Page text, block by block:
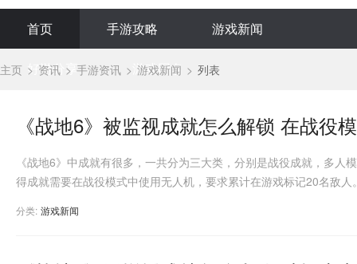
首页 手游攻略 游戏新闻
好游分享 游戏网名
主页 资讯 手游资讯 游戏新闻 列表
《战地6》被监视成就怎么解锁 在战役
《战地6》中成就有很多，一共分为三大类，分别是战役成就，多
得成就需要在战役模式中使用无人机，要求累计在游戏标记20名敌人
分类: 游戏新闻